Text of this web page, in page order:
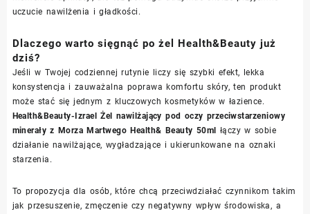
uczucie nawilżenia i gładkości.
Dlaczego warto sięgnąć po żel Health&Beauty już
dziś?
Jeśli w Twojej codziennej rutynie liczy się szybki efekt, lekka
konsystencja i zauważalna poprawa komfortu skóry, ten produkt
może stać się jednym z kluczowych kosmetyków w łazience.
Health&Beauty-Izrael Żel nawilżający pod oczy przeciwstarzeniowy
minerały z Morza Martwego Health& Beauty 50ml łączy w sobie
działanie nawilżające, wygładzające i ukierunkowane na oznaki
starzenia.
To propozycja dla osób, które chcą przeciwdziałać czynnikom takim
jak przesuszenie, zmęczenie czy negatywny wpływ środowiska, a